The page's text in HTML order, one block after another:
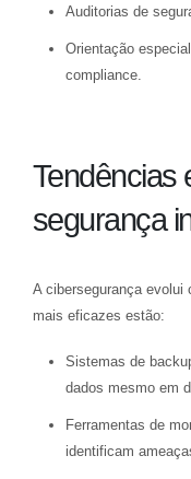
Auditorias de
Orientação
compliance.
Tendências
segurança
A cibersegurança evolui
mais eficazes estão:
Sistemas de
dados mesmo em
Ferramentas de
identificam